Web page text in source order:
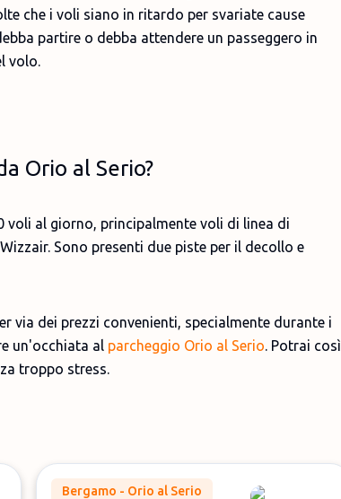
che i voli siano in ritardo per svariate cause
partire o debba attendere un passeggero in
volo.
Orio al Serio?
al giorno, principalmente voli di linea di
Sono presenti due piste per il decollo e
via dei prezzi convenienti, specialmente durante i
un'occhiata al parcheggio Orio al Serio. Potrai così
troppo stress.
Bergamo - Orio al Serio